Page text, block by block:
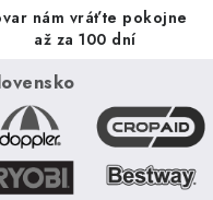
nám vráťte pokojne
až za 100 dní